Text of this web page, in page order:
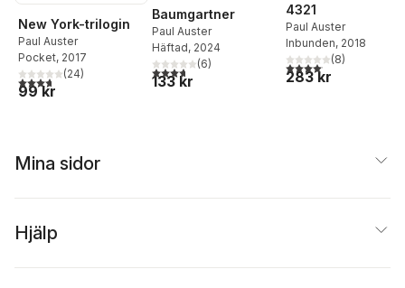
New York-trilogin
Paul Auster
Pocket, 2017
3,7utav 5 stjärnor. Totalt antal röster:
(24)
99 kr
Baumgartner
Paul Auster
Häftad, 2024
3,7utav 5 stjärnor. Totalt antal röster:
(6)
133 kr
4321
Paul Auster
Inbunden, 2018
4,1utav 5 stjärnor.
(8)
283 kr
Mina sidor
Hjälp